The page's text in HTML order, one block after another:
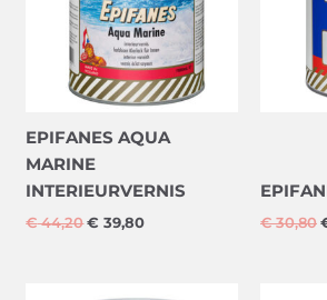
EPIFANES AQUA
MARINE
INTERIEURVERNIS
€44,20€ 39,80 €30,80